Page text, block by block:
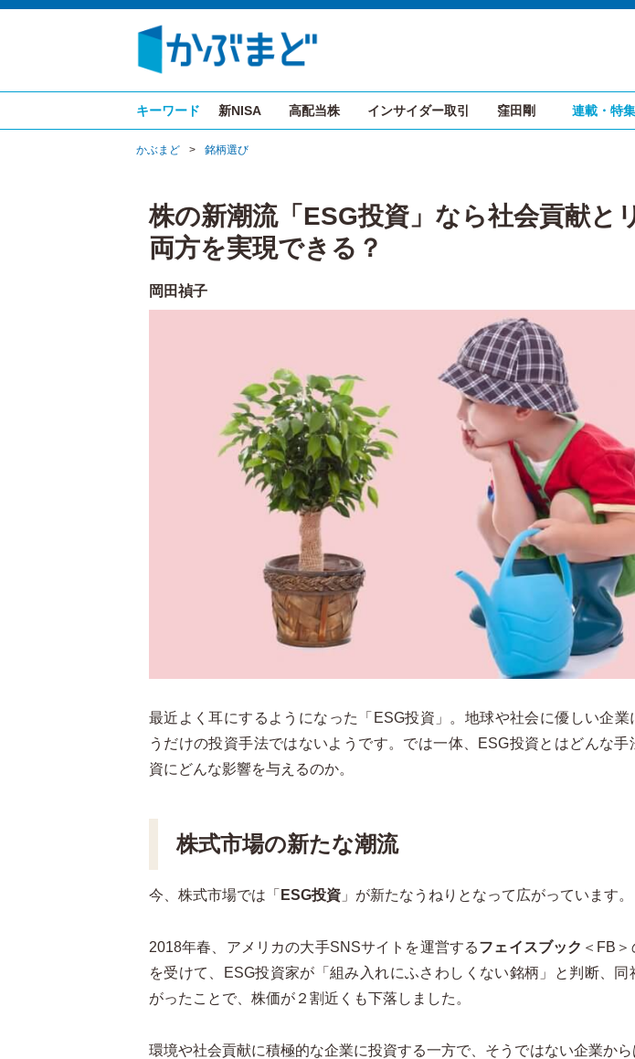
キーワード 新NISA 高配当株 インサイダー取引 窪田剛 連載・特集
かぶまど > 銘柄選び
株の新潮流「ESG投資」なら社会貢献と
両方を実現できる？
岡田禎子
最近よく耳にするようになった「ESG投資」。地球や社会に優しい企
うだけの投資手法ではないようです。では一体、ESG投資とはどんな手
資にどんな影響を与えるのか。
株式市場の新たな潮流
今、株式市場では「 ESG投資」が新たなうねりとなって広がっています。
2018年春、アメリカの大手SNSサイトを運営するフェイスブック ＜FB
を受けて、ESG投資家が「組み入れにふさわしくない銘柄」と判断、
がったことで、株価が２割近くも下落しました。
環境や社会貢献に積極的な企業に投資する一方で、そうではない企業か